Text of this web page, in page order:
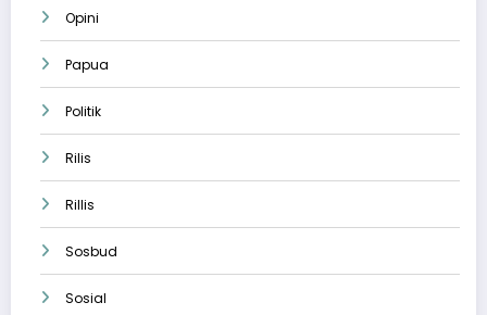
Opini
Papua
Politik
Rilis
Rillis
Sosbud
Sosial